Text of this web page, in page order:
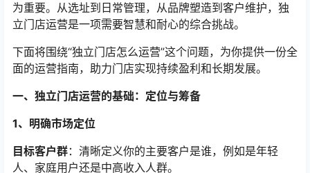
为重要。从选址到日常管理，从品牌塑造到客户维护，独
立门店运营是一项需要智慧和耐心的综合挑战。
下面将围绕“独立门店怎么运营”这个问题，为你提供一份全
面的运营指南，助力门店实现持续盈利和长期发展。
一、独立门店运营的基础：定位与筹备
1、明确市场定位
目标客户群：清晰定义你的主要客户是谁，例如是年轻
人、家庭用户还是中高收入人群。